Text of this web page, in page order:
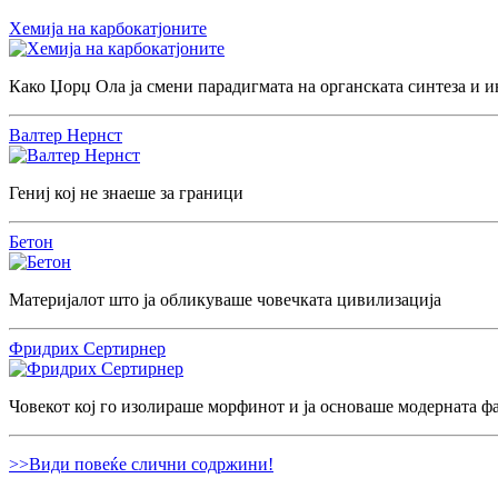
Хемија на карбокатјоните
Како Џорџ Ола ја смени парадигмата на органската синтеза и
Валтер Нернст
Гениј кој не знаеше за граници
Бетон
Материјалот што ја обликуваше човечката цивилизација
Фридрих Сертирнер
Човекот кој го изолираше морфинот и ја основаше модерната
>>Види повеќе слични содржини!